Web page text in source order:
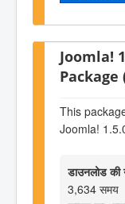
Joomla!
Package
This
Joomla!
डाउनलोड की
3,634 समय